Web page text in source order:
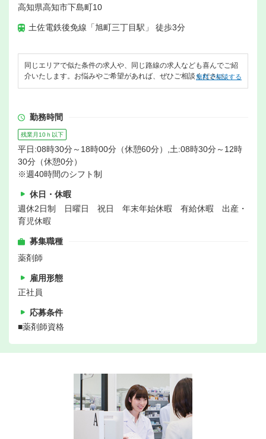
高知県高知市下島町10
土佐電鉄後免線「旭町三丁目駅」 徒歩3分
同じエリアで似た条件の求人や、同じ路線の求人なども喜んでご紹
介いたします。お悩みやご希望があれば、ぜひご相談ください。
無料で相談する
勤務時間
残業月10ｈ以下
平日:08時30分～18時00分（休憩60分）,土:08時30分～12時
30分（休憩0分）
※週40時間のシフト制
休日・休暇
週休2日制 日曜日 祝日 年末年始休暇 有給休暇 出産・
育児休暇
募集職種
薬剤師
雇用形態
正社員
応募条件
■薬剤師資格